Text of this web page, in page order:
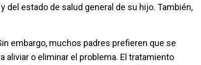
del estado de salud general de su hijo. También,
embargo, muchos padres prefieren que se
o eliminar el problema. El tratamiento